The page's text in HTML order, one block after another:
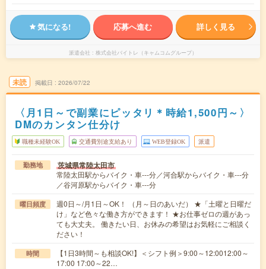
気になる! 応募へ進む 詳しく見る
派遣会社 株式会社バイトレ（キャムコムグループ）
未読 掲載日 2026/07/22
〈月1日～で副業にピッタリ＊時給1,500円～〉
DMのカンタン仕分け
職種未経験OK 交通費別途支給あり WEB登録OK 派遣
勤務地 茨城県常陸太田市
常陸太田駅からバイク・車---分／河合駅からバイク・車---分
／谷河原駅からバイク・車---分
曜日頻度
週0日～/月1日～OK！ （月～日のあいだ） ★「土曜と日曜だ
け」など色々な働き方ができます！ ★お仕事ゼロの週があっ
ても大丈夫。 働きたい日、お休みの希望はお気軽にご相談く
ださい！
時間
【1日3時間～も相談OK!】＜シフト例＞9:00～12:0012:00～
17:00 17:00～22…